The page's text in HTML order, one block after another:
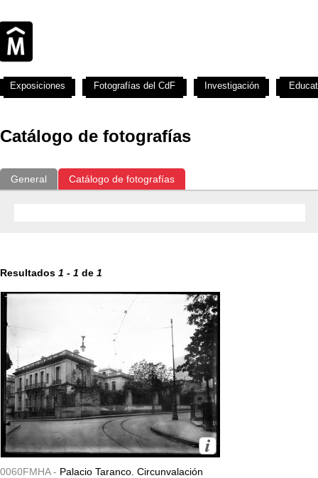
Catálogo de fotografías
General Catálogo de fotografías
Resultados 1 - 1 de 1
0060FMHA - Palacio Taranco. Circunvalación
Exposiciones Fotografías del CdF Investigación